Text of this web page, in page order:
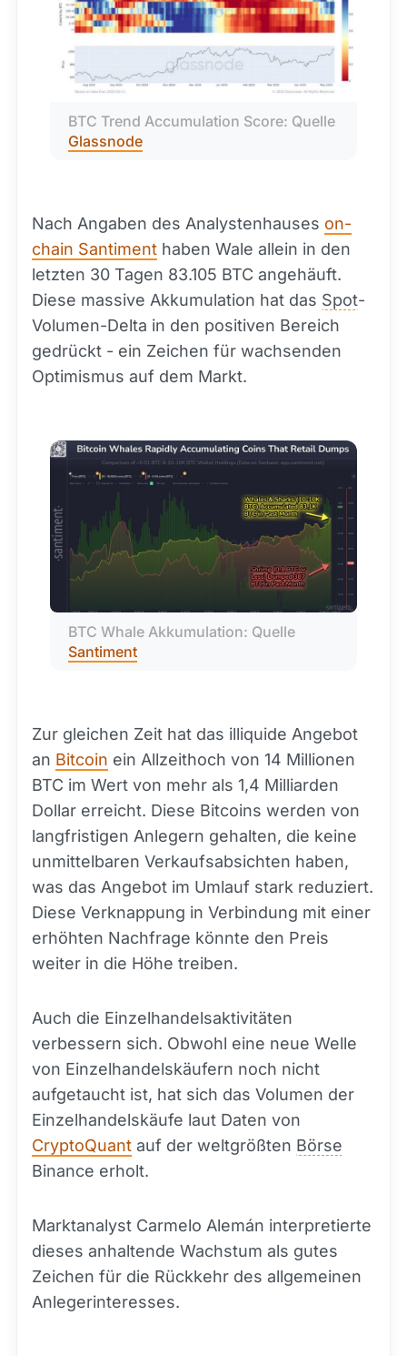
Glassnode
Nach Angaben des Analystenhauses on-
chain Santiment haben Wale allein in den
letzten 30 Tagen 83.105 BTC angehäuft.
Diese massive Akkumulation hat das Spot-
Volumen-Delta in den positiven Bereich
gedrückt - ein Zeichen für wachsenden
Optimismus auf dem Markt.
Santiment
Zur gleichen Zeit hat das illiquide Angebot
an Bitcoin ein Allzeithoch von 14 Millionen
BTC im Wert von mehr als 1,4 Milliarden
Dollar erreicht. Diese Bitcoins werden von
langfristigen Anlegern gehalten, die keine
unmittelbaren Verkaufsabsichten haben,
was das Angebot im Umlauf stark reduziert.
Diese Verknappung in Verbindung mit einer
erhöhten Nachfrage könnte den Preis
weiter in die Höhe treiben.
Auch die Einzelhandelsaktivitäten
verbessern sich. Obwohl eine neue Welle
von Einzelhandelskäufern noch nicht
aufgetaucht ist, hat sich das Volumen der
Einzelhandelskäufe laut Daten von
CryptoQuant auf der weltgrößten Börse
Binance erholt.
Marktanalyst Carmelo Alemán interpretierte
dieses anhaltende Wachstum als gutes
Zeichen für die Rückkehr des allgemeinen
Anlegerinteresses.